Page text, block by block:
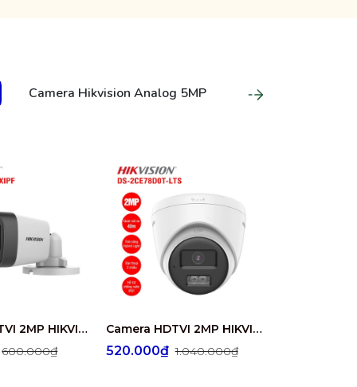
Camera Hikvision Analog 5MP
Camera HDTVI 2MP HIKVISION DS-2CE16D0T-EXIPF
600.000₫
Camera HDTVI 2MP HIKVISION DS-2CE78D0T-LTS
520.000₫1.040.000₫